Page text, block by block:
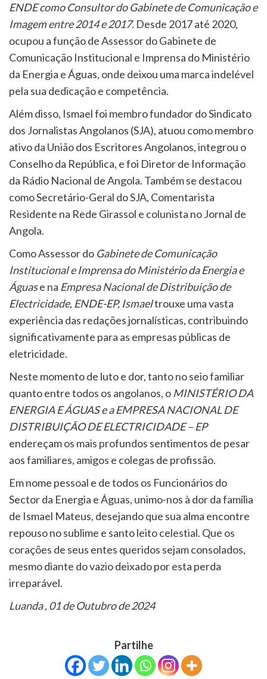
ENDE como Consultor do Gabinete de Comunicação e
Imagem entre 2014 e 2017. Desde 2017 até 2020,
ocupou a função de Assessor do Gabinete de
Comunicação Institucional e Imprensa do Ministério
da Energia e Águas, onde deixou uma marca indelével
pela sua dedicação e competência.
Além disso, Ismael foi membro fundador do Sindicato
dos Jornalistas Angolanos (SJA), atuou como membro
ativo da União dos Escritores Angolanos, integrou o
Conselho da República, e foi Diretor de Informação
da Rádio Nacional de Angola. Também se destacou
como Secretário-Geral do SJA, Comentarista
Residente na Rede Girassol e colunista no Jornal de
Angola.
Como Assessor do Gabinete de Comunicação
Institucional e Imprensa do Ministério da Energia e
Águase na Empresa Nacional de Distribuição de
Electricidade, ENDE-EP, Ismaeltrouxe uma vasta
experiência das redações jornalísticas, contribuindo
significativamente para as empresas públicas de
eletricidade.
Neste momento de luto e dor, tanto no seio familiar
quanto entre todos os angolanos, o MINISTÉRIO DA
ENERGIA E ÁGUAS e a EMPRESA NACIONAL DE
DISTRIBUIÇÃO DE ELECTRICIDADE – EP
endereçam os mais profundos sentimentos de pesar
aos familiares, amigos e colegas de profissão.
Em nome pessoal e de todos os Funcionários do
Sector da Energia e Águas, unimo-nos à dor da família
de Ismael Mateus, desejando que sua alma encontre
repouso no sublime e santo leito celestial. Que os
corações de seus entes queridos sejam consolados,
mesmo diante do vazio deixado por esta perda
irreparável.
Luanda , 01 de Outubro de 2024
Partilhe